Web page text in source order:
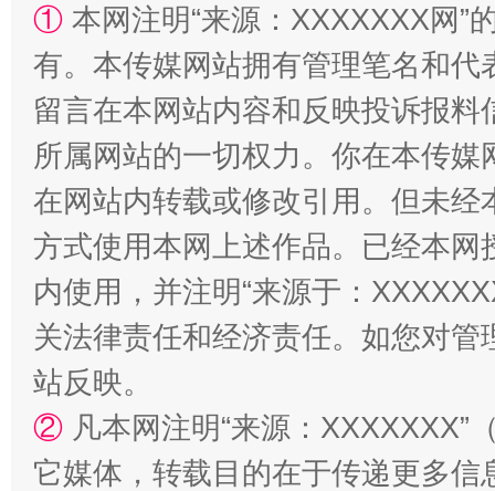
解纷+调解+退费，一次搞定
站台名比不上好声名
① 本网注明“来源：XXXXXXX网”
有。本传媒网站拥有管理笔名和
留言在本网站内容和反映投诉报
所属网站的一切权力。你在本传
在网站内转载或修改引用。但未
方式使用本网上述作品。已经本
内使用，并注明“来源于：
关法律责任和经济责任。如您对
站反映。
② 凡本网注明“来源：
它媒体，转载目的在于传递更多